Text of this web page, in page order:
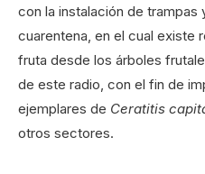
con la instalación de trampas
cuarentena, en el cual existe
fruta desde los árboles
de este radio, con el fin de
ejemplares de Ceratitis
otros sectores.